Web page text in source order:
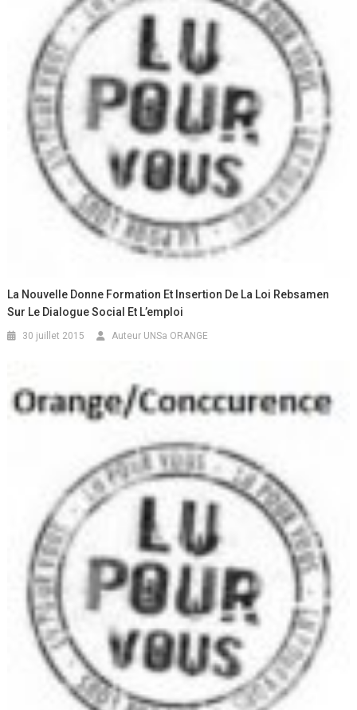
La Nouvelle Donne Formation Et Insertion De La Loi Rebsamen
Sur Le Dialogue Social Et L’emploi
30 juillet 2015 Auteur UNSa ORANGE